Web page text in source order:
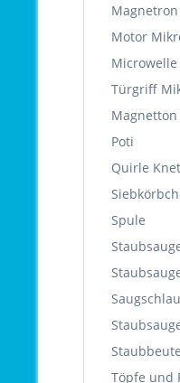
Magnetron
Motor
Microwelle
Türgriff
Magnetton
Poti
Quirle
Spule
Töpfe und